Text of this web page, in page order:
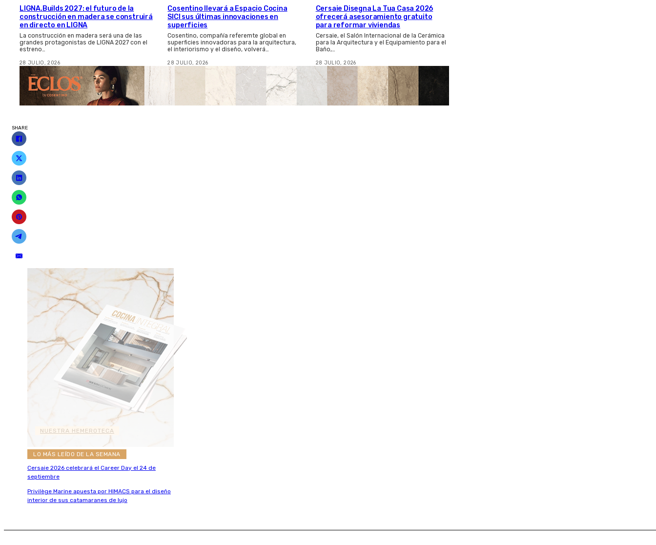
LIGNA.Builds 2027: el futuro de la
construcción en madera se construirá
en directo en LIGNA
La construcción en madera será una de las
grandes protagonistas de LIGNA 2027 con el
estreno…
28 JULIO, 2026
Cosentino llevará a Espacio Cocina
SICI sus últimas innovaciones en
superficies
Cosentino, compañía referemte global en
superficies innovadoras para la arquitectura,
el interiorismo y el diseño, volverá…
28 JULIO, 2026
Cersaie Disegna La Tua Casa 2026
ofrecerá asesoramiento gratuito
para reformar viviendas
Cersaie, el Salón Internacional de la Cerámica
para la Arquitectura y el Equipamiento para el
Baño,…
28 JULIO, 2026
SHARE
NUESTRA HEMEROTECA
LO MÁS LEÍDO DE LA SEMANA
Cersaie 2026 celebrará el Career Day el 24 de
septiembre
Privilège Marine apuesta por HIMACS para el diseño
interior de sus catamaranes de lujo